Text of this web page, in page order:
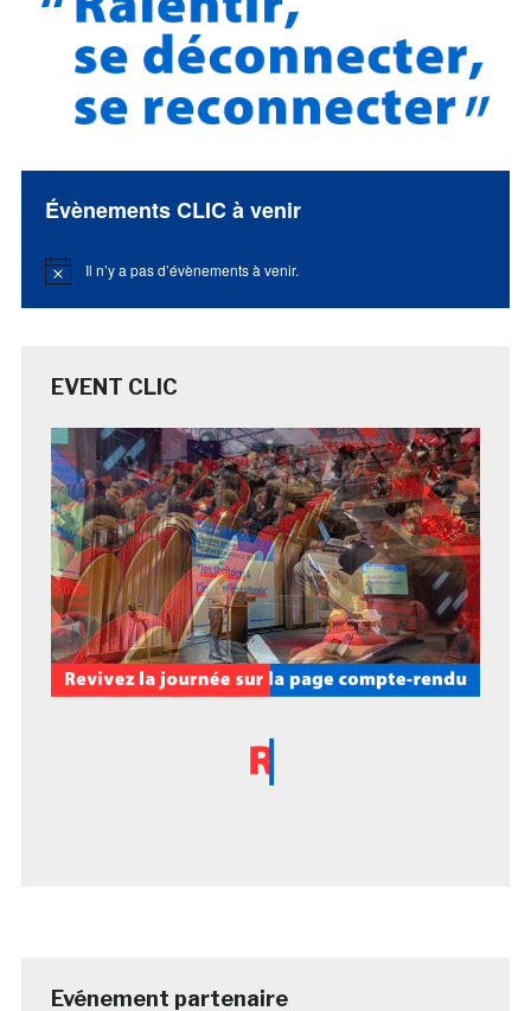
Évènements CLIC à venir
Notice Il n’y a pas d’évènements à venir.
EVENT CLIC
Evénement partenaire